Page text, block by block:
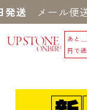
メール便送料
あと
円で